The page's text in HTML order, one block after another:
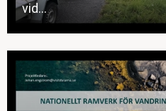
vid…